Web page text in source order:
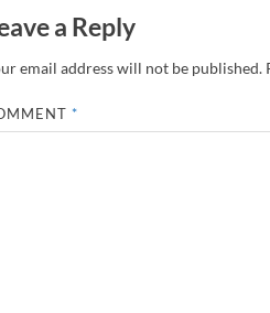
a Reply
email address will not be published.
*